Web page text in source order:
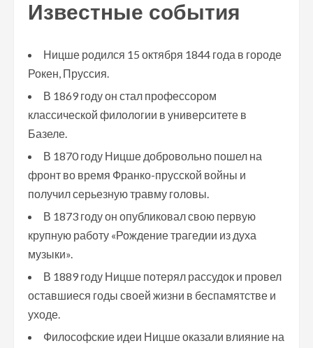
Известные события
Ницше родился 15 октября 1844 года в городе
Рокен, Пруссия.
В 1869 году он стал профессором
классической филологии в университете в
Базеле.
В 1870 году Ницше добровольно пошел на
фронт во время Франко-прусской войны и
получил серьезную травму головы.
В 1873 году он опубликовал свою первую
крупную работу «Рождение трагедии из духа
музыки».
В 1889 году Ницше потерял рассудок и провел
оставшиеся годы своей жизни в беспамятстве и
уходе.
Философские идеи Ницше оказали влияние на